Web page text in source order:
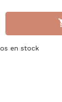
en stock